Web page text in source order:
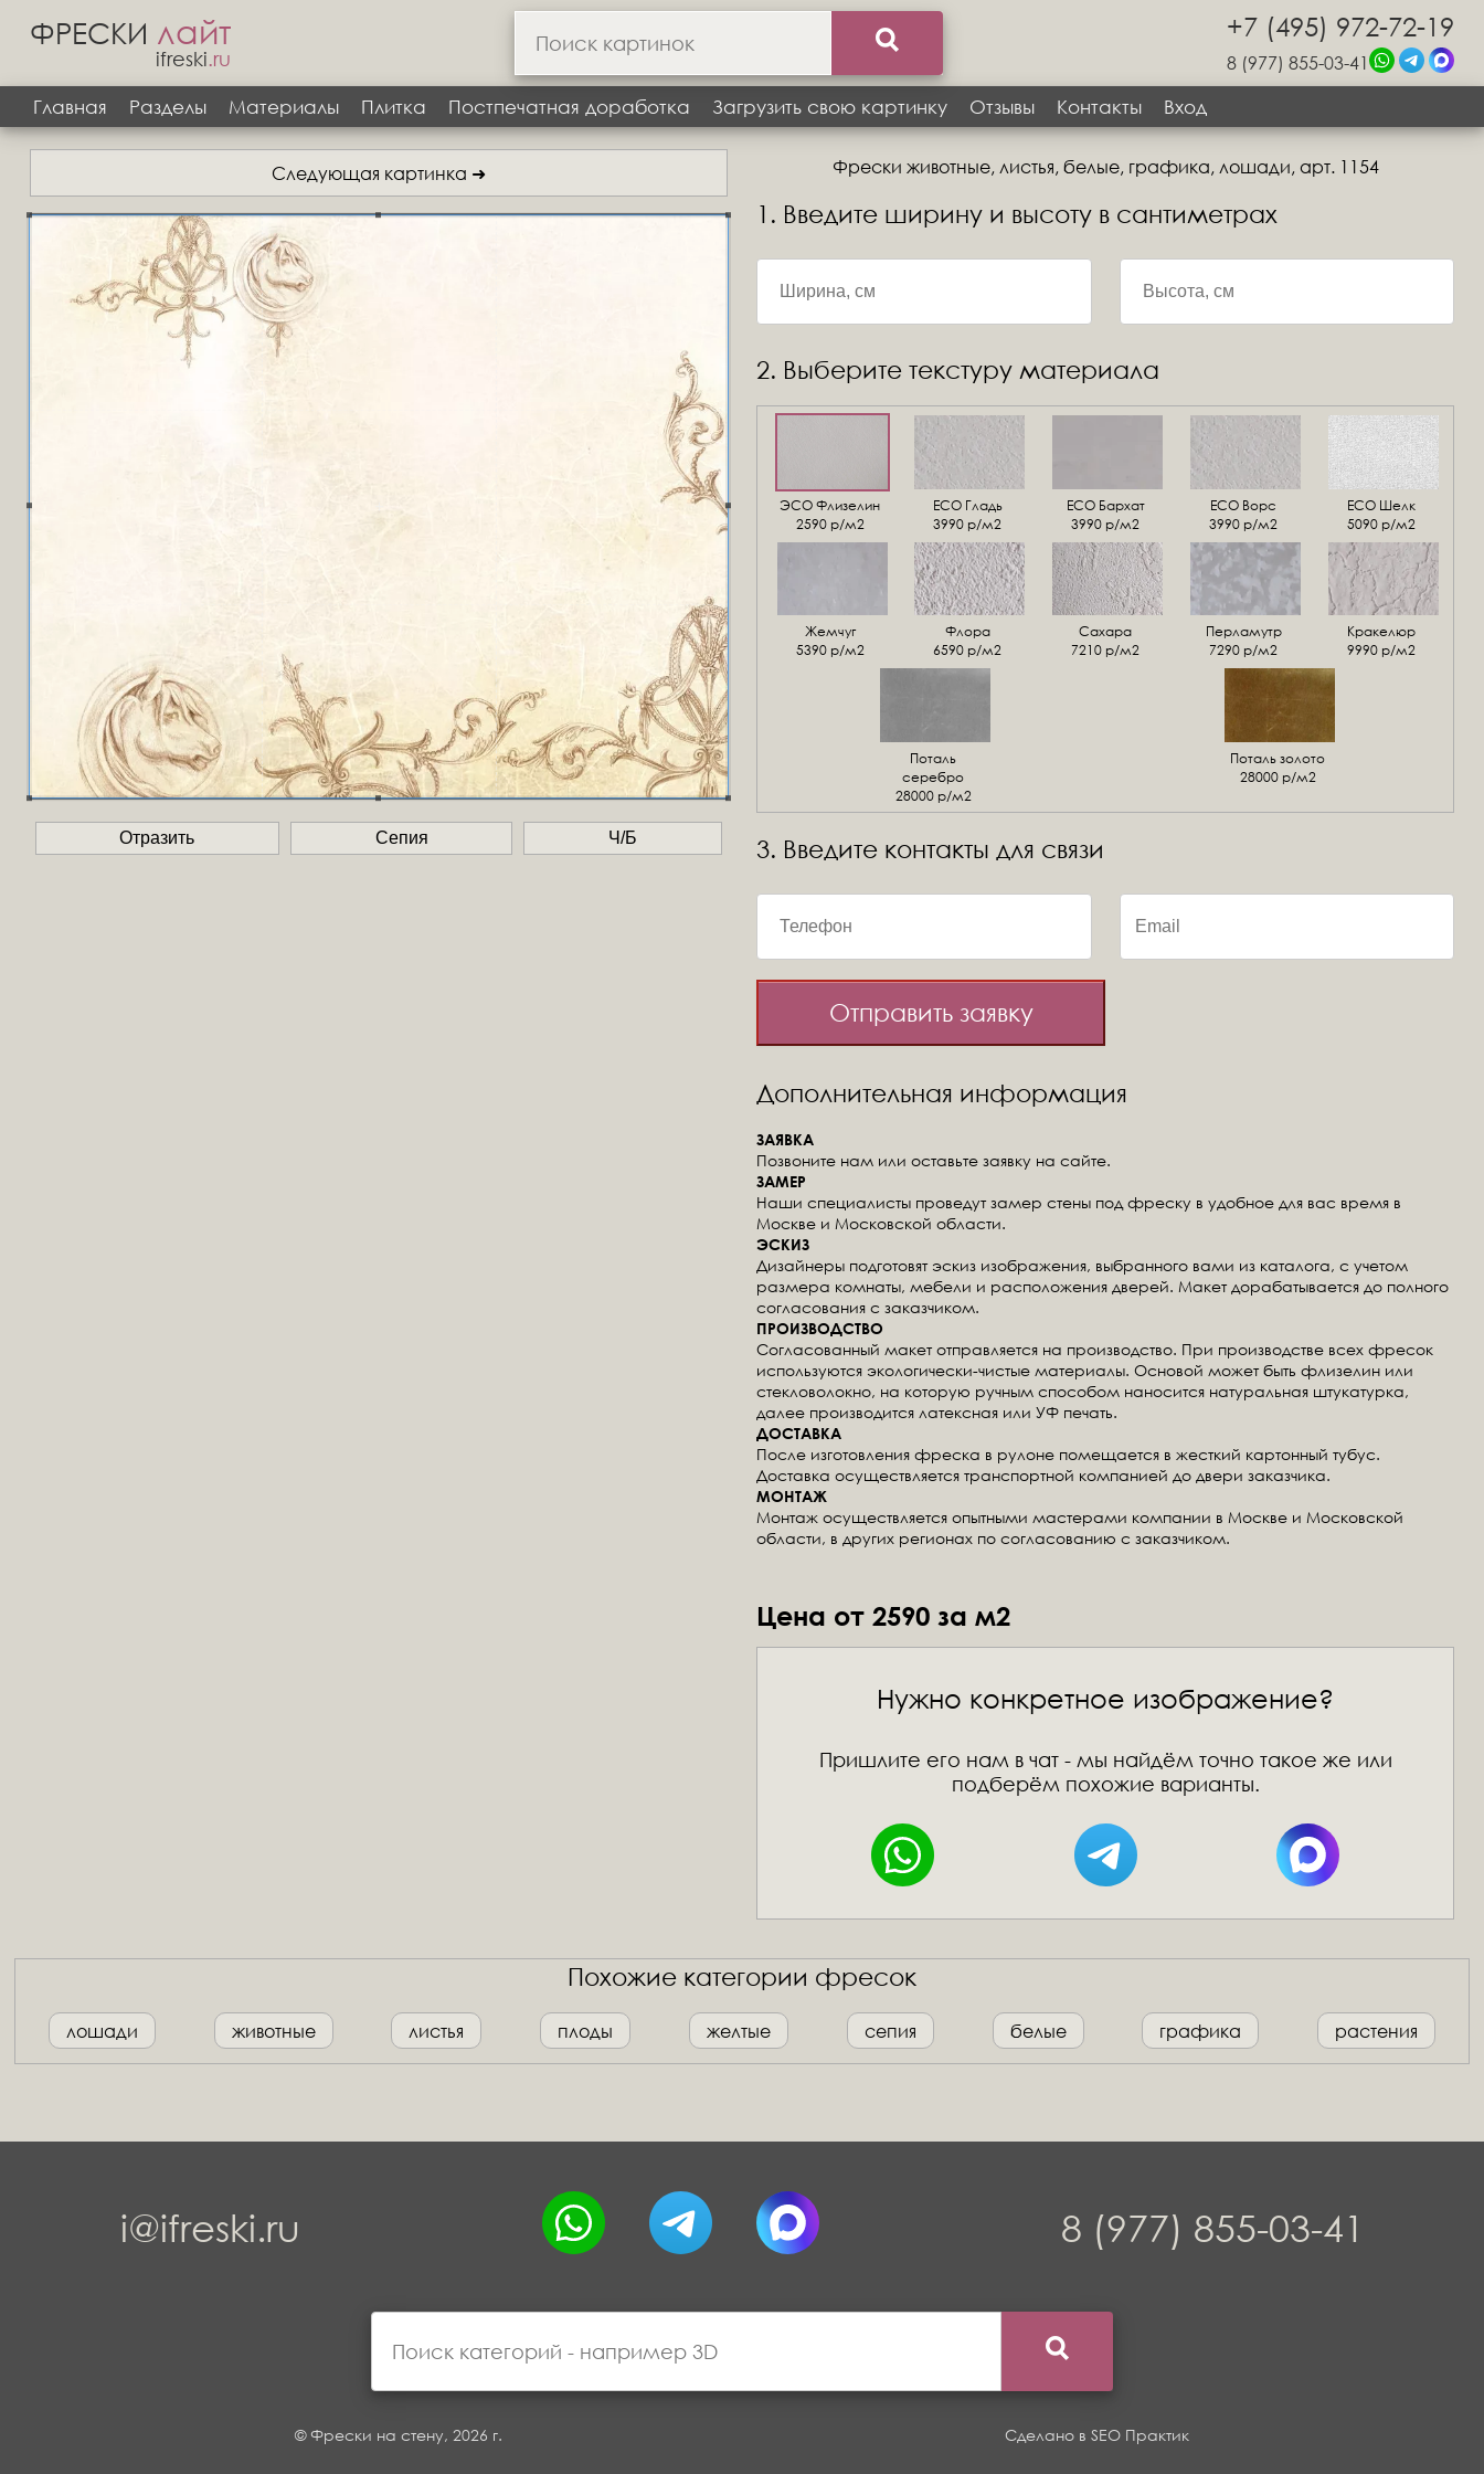
ФРЕСКИ лайт
ifreski.ru
+7 (495) 972-72-19
8 (977) 855-03-41
Главная
Разделы Материалы Плитка Постпечатная доработка Загрузить свою картинку Отзывы Контакты Вход
Следующая картинка ➜
Отразить Сепия Ч/Б
Фрески животные, листья, белые, графика, лошади, арт. 1154
1. Введите ширину и высоту в сантиметрах
2. Выберите текстуру материала
ЭСО Флизелин
2590 р/м2
ЕСО Гладь
3990 р/м2
ECO Бархат
3990 р/м2
ЕСО Ворс
3990 р/м2
ЕСО Шелк
5090 р/м2
Жемчуг
5390 р/м2
Флора
6590 р/м2
Сахара
7210 р/м2
Перламутр
7290 р/м2
Кракелюр
9990 р/м2
Поталь
серебро
28000 р/м2
Поталь золото
28000 р/м2
3. Введите контакты для связи
Отправить заявку
Дополнительная информация
ЗАЯВКА
Позвоните нам или оставьте заявку на сайте.
ЗАМЕР
Наши специалисты проведут замер стены под фреску в удобное для вас время в
Москве и Московской области.
ЭСКИЗ
Дизайнеры подготовят эскиз изображения, выбранного вами из каталога, с учетом
размера комнаты, мебели и расположения дверей. Макет дорабатывается до полного
согласования с заказчиком.
ПРОИЗВОДСТВО
Согласованный макет отправляется на производство. При производстве всех фресок
используются экологически-чистые материалы. Основой может быть флизелин или
стекловолокно, на которую ручным способом наносится натуральная штукатурка,
далее производится латексная или УФ печать.
ДОСТАВКА
После изготовления фреска в рулоне помещается в жесткий картонный тубус.
Доставка осуществляется транспортной компанией до двери заказчика.
МОНТАЖ
Монтаж осуществляется опытными мастерами компании в Москве и Московской
области, в других регионах по согласованию с заказчиком.
Цена от 2590 за м2
Нужно конкретное изображение?
Пришлите его нам в чат - мы найдём точно такое же или
подберём похожие варианты.
Похожие категории фресок
лошади животные листья плоды желтые сепия белые графика растения
i@ifreski.ru 8 (977) 855-03-41
© Фрески на стену, 2026 г. Сделано в SEO Практик